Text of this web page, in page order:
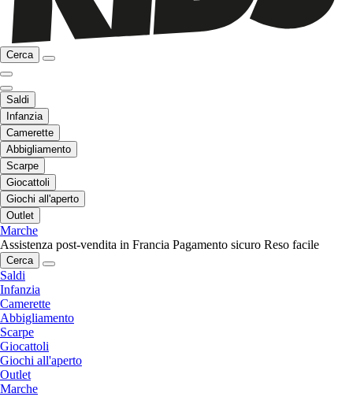
Cerca
Saldi
Infanzia
Camerette
Abbigliamento
Scarpe
Giocattoli
Giochi all'aperto
Outlet
Marche
Assistenza post-vendita in Francia Pagamento sicuro Reso facile
Cerca
Saldi
Infanzia
Camerette
Abbigliamento
Scarpe
Giocattoli
Giochi all'aperto
Outlet
Marche